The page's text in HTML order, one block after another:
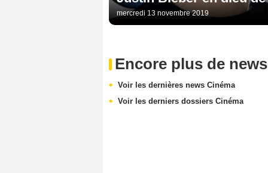
mercredi 13 novembre 2019
Encore plus de
Voir les dernières news Cinéma
Voir les derniers dossiers Cinéma